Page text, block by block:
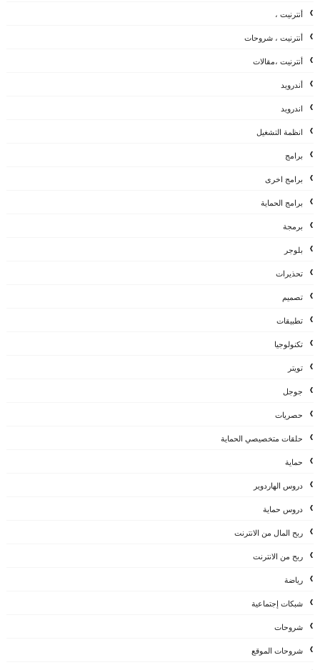
أنترنيت ،
أنترنيت ، شروحات
أنترنيت ،مقالات
أندرويد
اندرويد
انظمة التشغيل
برامج
برامج اخرى
برامج الحماية
برمجة
بلوجر
تحذيرات
تصميم
تطبيقات
تكنولوجيا
تويتر
جوجل
حصريات
حلقات متخصيصي الحماية
حماية
دروس الهاردوير
دروس حماية
ربح المال من الانترنت
ربح من الانترنت
رياضة
شبكات إجتماعية
شروحات
شروحات الموقع